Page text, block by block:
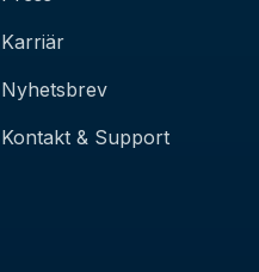
Karriär
Nyhetsbrev
Kontakt & Support